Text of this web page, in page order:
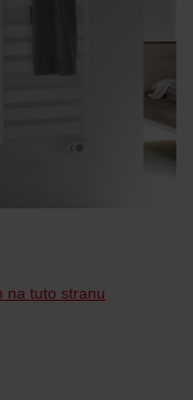
na tuto stranu